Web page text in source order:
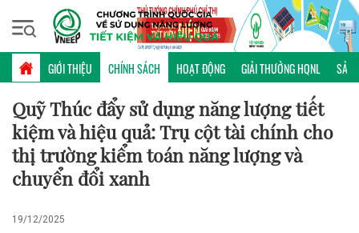
GIỚI THIỆU CHÍNH SÁCH HOẠT ĐỘNG GIẢI THƯỞNG HQNL SẢN
Thứ sáu, 07/08/2026 | 14:29 GMT+7
CHÍNH SÁCH
Quỹ Thúc đẩy sử dụng năng lượng tiết
kiệm và hiệu quả: Trụ cột tài chính cho
thị trường kiểm toán năng lượng và
chuyển đổi xanh
19/12/2025